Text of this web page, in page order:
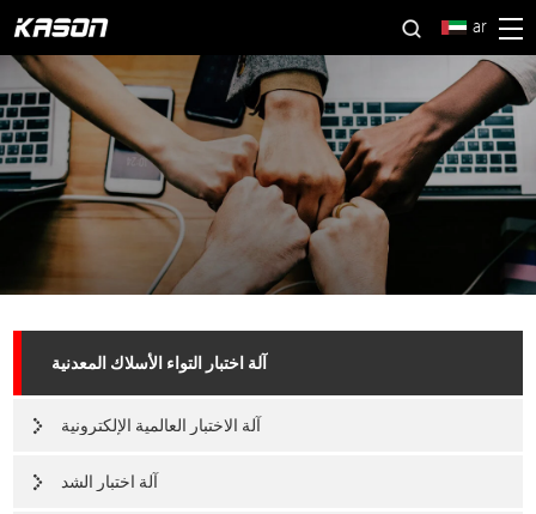
ar
آلة اختبار التواء الأسلاك المعدنية
آلة الاختبار العالمية الإلكترونية
آلة اختبار الشد